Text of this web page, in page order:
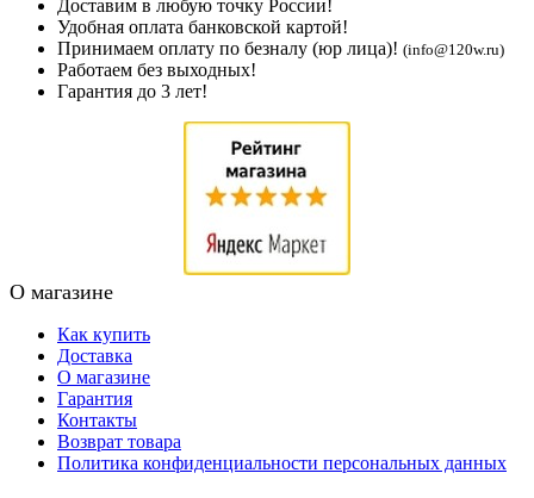
Доставим в любую точку России!
Удобная оплата банковской картой!
Принимаем оплату по безналу (юр лица)! (info@120w.ru)
Работаем без выходных!
Гарантия до 3 лет!
О магазине
Как купить
Доставка
О магазине
Гарантия
Контакты
Возврат товара
Политика конфиденциальности персональных данных